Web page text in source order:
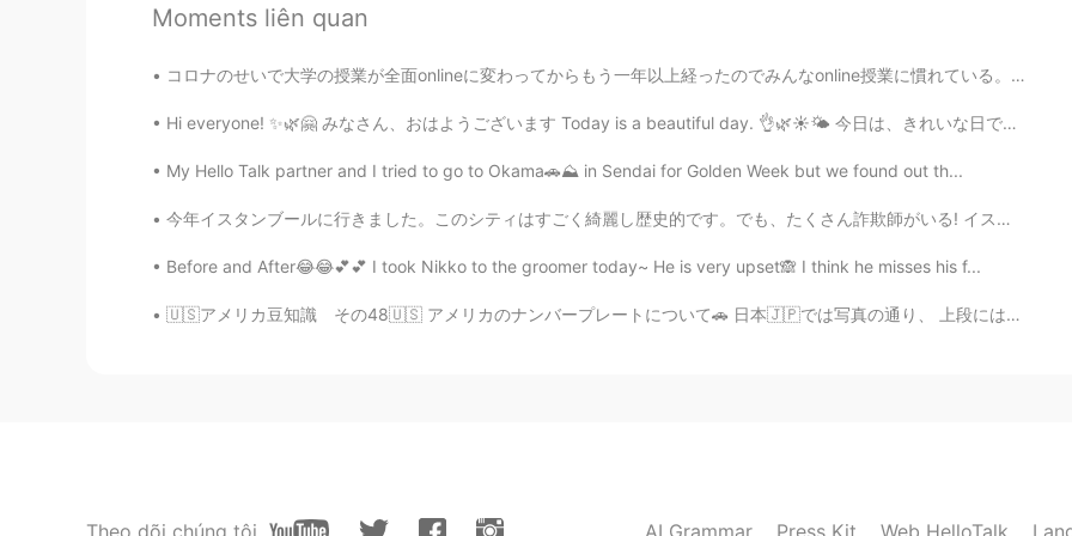
陈萱Sandy Chan
Nicole 2019.08.28 12:53
2019.08.28 12:31
CN EN
Moments liên quan
コロナのせいで大学の授業が全面onlineに変わってからもう一年以上経ったのでみんなonline授業に慣れている。アメリカの雰囲気ってすごく自由だから、最初は何かをモグモグしながら授業を受ける学...
Hi everyone! ✨🌿🤗 みなさん、おはようございます Today is a beautiful day. 👌🌿☀️🌤️ 今日は、きれいな日です。 It actually, rain...
My Hello Talk partner and I tried to go to Okama🚗⛰️ in Sendai for Golden Week but we found out th...
今年イスタンブールに行きました。このシティはすごく綺麗し歴史的です。でも、たくさん詐欺師がいる! イスタンブールで食べ物がとても美味しい! ターキッシュデライトは私の好きなデザート。あまりにも...
Before and After😂😂💕💕 I took Nikko to the groomer today~ He is very upset🙈 I think he misses his f...
🇺🇸アメリカ豆知識 その48🇺🇸 アメリカのナンバープレートについて🚗 日本🇯🇵では写真の通り、 上段には県と3桁の数字 下段にはひらがな一文字と4桁の数字があるみたいですが、 アメリカ🇺...
Theo dõi chúng tôi AI Grammar Press Kit Web HelloTalk